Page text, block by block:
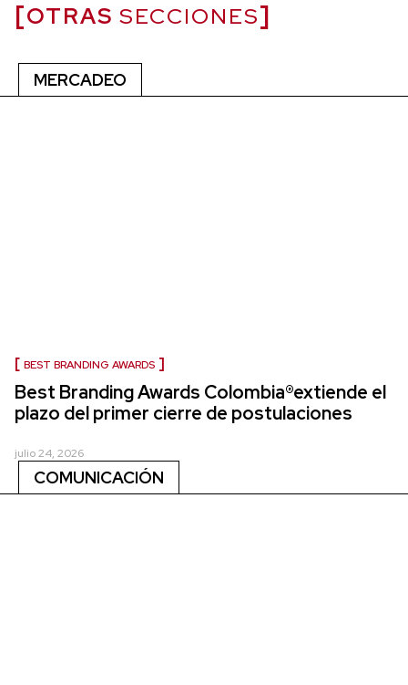
OTRAS SECCIONES
MERCADEO
BEST BRANDING AWARDS
Best Branding Awards Colombia®extiende el
plazo del primer cierre de postulaciones
julio 24, 2026
COMUNICACIÓN